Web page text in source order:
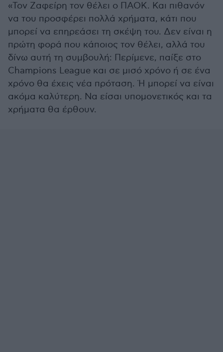
«Τον Ζαφείρη τον θέλει ο ΠΑΟΚ. Και πιθανόν
να του προσφέρει πολλά χρήματα, κάτι που
μπορεί να επηρεάσει τη σκέψη του. Δεν είναι η
πρώτη φορά που κάποιος τον θέλει, αλλά του
δίνω αυτή τη συμβουλή: Περίμενε, παίξε στο
Champions League και σε μισό χρόνο ή σε ένα
χρόνο θα έχεις νέα πρόταση. Ή μπορεί να είναι
ακόμα καλύτερη. Να είσαι υπομονετικός και τα
χρήματα θα έρθουν.